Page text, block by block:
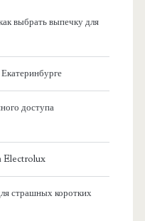
выбрать выпечку для
доступа
Electrolux
страшных коротких